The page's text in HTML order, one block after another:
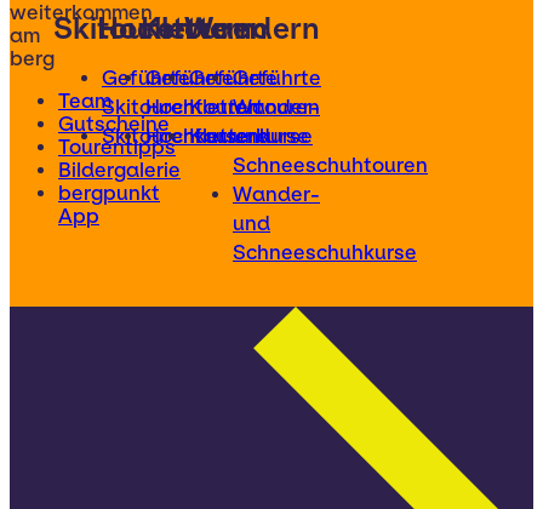
weiterkommen
am
berg
Team
Gutscheine
Tourentipps
Bildergalerie
bergpunkt
App
Skitouren
Geführte
Skitouren
Skitourenkurse
Hochtouren
Geführte
Hochtouren
Hochtourenkurse
Klettern
Geführte
Klettertouren
Kletterkurse
Wandern
Geführte
Wander-
und
Schneeschuhtouren
Wander-
und
Schneeschuhkurse